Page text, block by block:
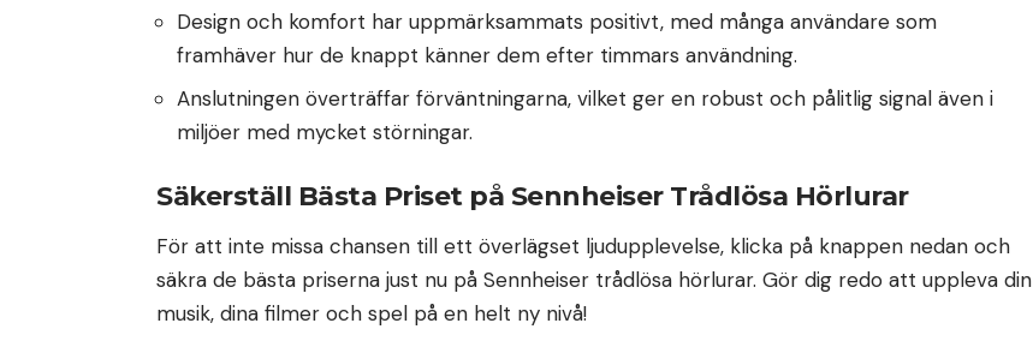
Design och komfort har uppmärksammats positivt, med många användare som
framhäver hur de knappt känner dem efter timmars användning.
Anslutningen överträffar förväntningarna, vilket ger en robust och pålitlig signal även i
miljöer med mycket störningar.
Säkerställ Bästa Priset på Sennheiser Trådlösa Hörlurar
För att inte missa chansen till ett överlägset ljudupplevelse, klicka på knappen nedan och
säkra de bästa priserna just nu på Sennheiser trådlösa hörlurar. Gör dig redo att uppleva din
musik, dina filmer och spel på en helt ny nivå!